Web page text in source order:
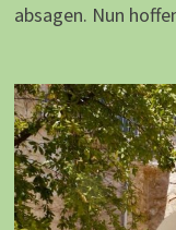
absagen. Nun